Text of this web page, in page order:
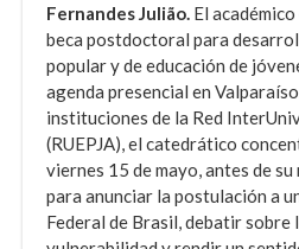
Fernandes Julião. El
beca postdoctoral para
popular y de educación de
agenda presencial en
instituciones de la Red
(RUEPJA), el catedrático
viernes 15 de mayo, antes de
para anunciar la postulación a
Federal de Brasil, debatir